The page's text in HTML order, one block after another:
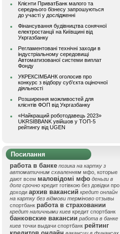
Клієнти ПриватБанк малого та
середнього бізнесу запрошуються
до участі у дослідженні
Фінансування будівництва сонячної
електростанції на Київщині від
Укргазбанку
Регламентовані технічні заходи в
індустріальному середовищі
Автоматизованої системи виплат
Фонду
УКРЕКСІМБАНК оголосив про
конкурс з відбору суб’єкта оціночної
діяльності
Розширення можливостей для
клієнтів ФОП від Укргазбанку
«Найкращий роботодавець 2023»
UKRSIBBANK увійшов у ТОП-5
рейтингу від UGEN
Посилання
работа в банке позика на картку з
автоматичним схваленням мфо, которые
дают всем маловідомі мфо деньги в
долг срочно кредит готівкою без довідки про
доходи архив вакансий кредит онлайн
на картку без відмови терміново отзывы
спортбанк работа в страховании
кредит наличными киев кредит спортбанк
банковские вакансии работа в банке
киев точки выдачи спортбанк рейтинг